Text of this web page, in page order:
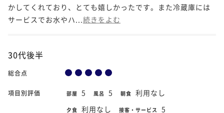
かしてくれており、とても嬉しかったです。また冷蔵庫には
サービスでお水やハ... 続きをよむ
30代後半
総合点
項目別評価 部屋 5 風呂 5 朝食 利用なし
夕食 利用なし 接客・サービス 5